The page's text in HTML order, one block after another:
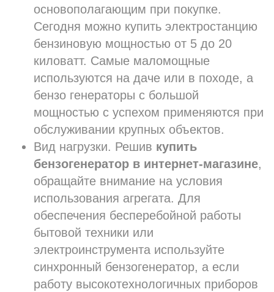
основополагающим при покупке.
Сегодня можно купить электростанцию
бензиновую мощностью от 5 до 20
киловатт. Самые маломощные
используются на даче или в походе, а
бензо генераторы с большой
мощностью с успехом применяются при
обслуживании крупных объектов.
Вид нагрузки. Решив купить
бензогенератор в интернет-магазине,
обращайте внимание на условия
использования агрегата. Для
обеспечения бесперебойной работы
бытовой техники или
электроинструмента используйте
синхронный бензогенератор, а если
работу высокотехнологичных приборов